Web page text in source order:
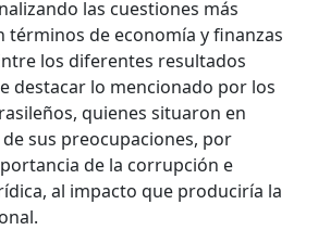
las cuestiones más
términos de economía y finanzas
los diferentes resultados
destacar lo mencionado por los
quienes situaron en
sus preocupaciones, por
de la corrupción e
al impacto que produciría la